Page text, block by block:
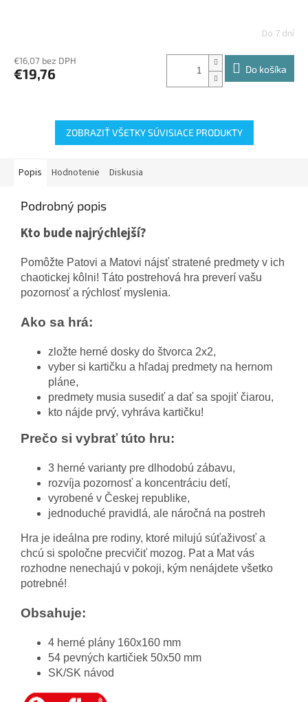
Do 7 dní
€16,07 bez DPH
€19,76 Do košíka
ZOBRAZIŤ VŠETKY SÚVISIACE PRODUKTY
Popis Hodnotenie Diskusia
Podrobný popis
Kto bude najrýchlejší?
Pomôžte Patovi a Matovi nájsť stratené predmety v ich
chaotickej kôlni! Táto postrehová hra preverí vašu
pozornosť a rýchlosť myslenia.
Ako sa hrá:
zložte herné dosky do štvorca 2x2,
vyber si kartičku a hľadaj predmety na hernom
pláne,
predmety musia susediť a dať sa spojiť čiarou,
kto nájde prvý, vyhráva kartičku!
Prečo si vybrať túto hru:
3 herné varianty pre dlhodobú zábavu,
rozvíja pozornosť a koncentráciu detí,
vyrobené v Českej republike,
jednoduché pravidlá, ale náročná na postreh
Hra je ideálna pre rodiny, ktoré milujú súťaživosť a
chcú si spoločne precvičiť mozog. Pat a Mat vás
rozhodne nenechajú v pokoji, kým nenájdete všetko
potrebné!
Obsahuje:
4 herné plány 160x160 mm
54 pevných kartičiek 50x50 mm
SK/SK návod